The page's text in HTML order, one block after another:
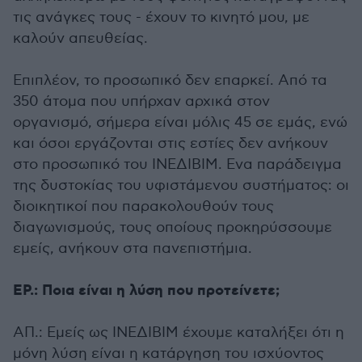
τις ανάγκες τους - έχουν το κινητό μου, με
καλούν απευθείας.
Επιπλέον, το προσωπικό δεν επαρκεί. Από τα
350 άτομα που υπήρχαν αρχικά στον
οργανισμό, σήμερα είναι μόλις 45 σε εμάς, ενώ
και όσοι εργάζονται στις εστίες δεν ανήκουν
στο προσωπικό του ΙΝΕΔΙΒΙΜ. Ενα παράδειγμα
της δυστοκίας του υφιστάμενου συστήματος: οι
διοικητικοί που παρακολουθούν τους
διαγωνισμούς, τους οποίους προκηρύσσουμε
εμείς, ανήκουν στα πανεπιστήμια.
EΡ.: Ποια είναι η λύση που προτείνετε;
ΑΠ.: Εμείς ως ΙΝΕΔΙΒΙΜ έχουμε καταλήξει ότι η
μόνη λύση είναι η κατάργηση του ισχύοντος